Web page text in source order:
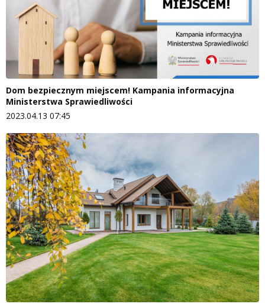
Dom bezpiecznym miejscem! Kampania informacyjna
Ministerstwa Sprawiedliwości
2023.04.13 07:45